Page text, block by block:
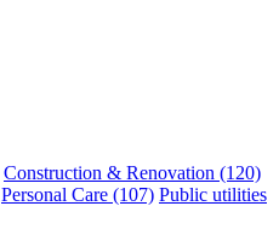
Construction & Renovation (120)
Personal Care (107) Public utilities